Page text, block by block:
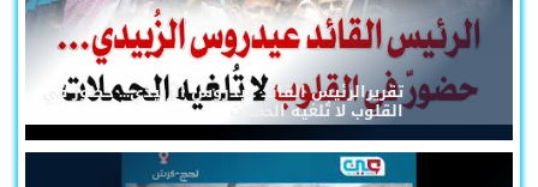
تقريرالرئيس القائد عيدروس الزُبيدي... حضورٌ في
القلوب لا تُلغيه الحملات